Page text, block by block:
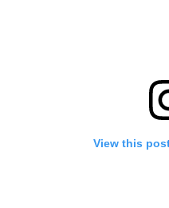
View this